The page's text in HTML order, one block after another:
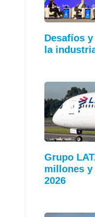
Desafíos
la
Grupo
millones y
2026